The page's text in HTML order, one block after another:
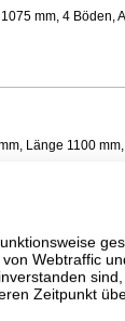
mm, 4 Böden,
Länge 1100
1100 mm, 4
Webtraffic
Zeitpunkt